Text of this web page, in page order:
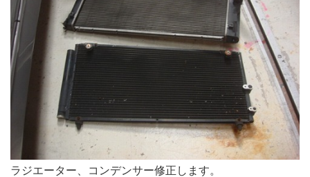
ラジエーター、コンデンサー修正します。